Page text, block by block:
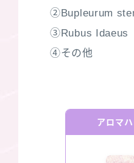
②Bupleurum
③Rubus Idaeus
④その他
アロマ